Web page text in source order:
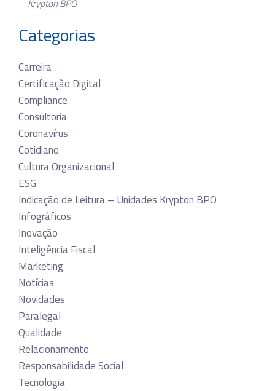
Krypton BPO
Categorias
Carreira
Certificação Digital
Compliance
Consultoria
Coronavírus
Cotidiano
Cultura Organizacional
ESG
Indicação de Leitura – Unidades Krypton BPO
Infográficos
Inovação
Inteligência Fiscal
Marketing
Notícias
Novidades
Paralegal
Qualidade
Relacionamento
Responsabilidade Social
Tecnologia